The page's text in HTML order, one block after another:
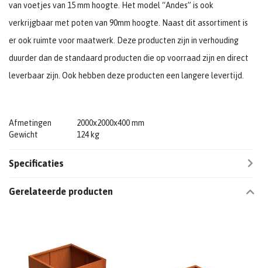
van voetjes van 15 mm hoogte. Het model “Andes” is ook
verkrijgbaar met poten van 90mm hoogte. Naast dit assortiment is
er ook ruimte voor maatwerk. Deze producten zijn in verhouding
duurder dan de standaard producten die op voorraad zijn en direct
leverbaar zijn. Ook hebben deze producten een langere levertijd.
Afmetingen
2000x2000x400 mm
Gewicht
124 kg
Specificaties
Gerelateerde producten